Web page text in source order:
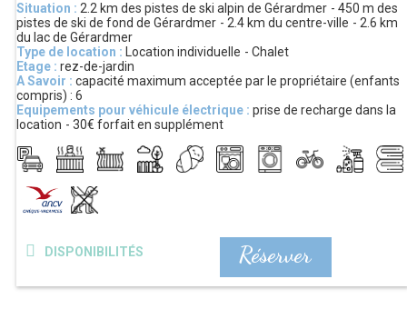
Situation : 2.2 km des pistes de ski alpin de Gérardmer 450 m des
pistes de ski de fond de Gérardmer
2.4 km du centre-ville
2.6 km
du lac de Gérardmer
Type de location : Location individuelle
Chalet
Etage : rez-de-jardin
A Savoir : capacité maximum acceptée par le propriétaire (enfants
compris) : 6
Equipements pour véhicule électrique : prise de recharge dans la
location
30€ forfait en supplément
Réserver
DISPONIBILITÉS